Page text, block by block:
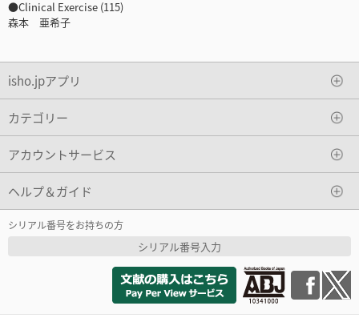
●Clinical Exercise (115)
森本 亜希子
isho.jpアプリ
カテゴリー
アカウントサービス
ヘルプ＆ガイド
シリアル番号をお持ちの方
シリアル番号入力